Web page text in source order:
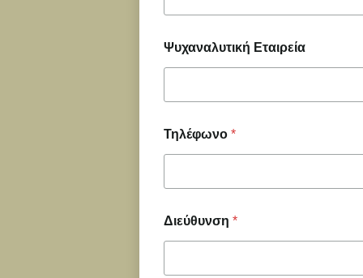
Ψυχαναλυτική Εταιρεία
Τηλέφωνο *
Διεύθυνση *